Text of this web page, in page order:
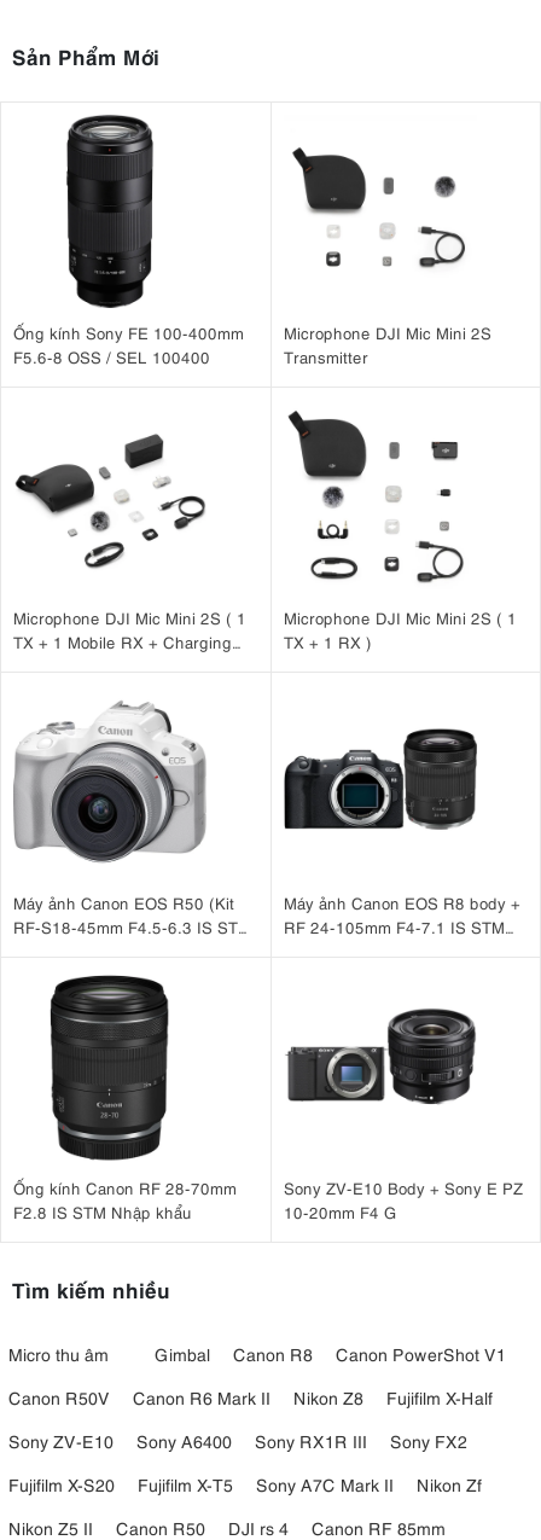
Sản Phẩm Mới
Ống kính Sony FE 100-400mm
F5.6-8 OSS / SEL 100400
Microphone DJI Mic Mini 2S
Transmitter
Microphone DJI Mic Mini 2S ( 1
TX + 1 Mobile RX + Charging
Microphone DJI Mic Mini 2S ( 1
TX + 1 RX )
Máy ảnh Canon EOS R50 (Kit
RF-S18-45mm F4.5-6.3 IS STM
Máy ảnh Canon EOS R8 body +
RF 24-105mm F4-7.1 IS STM
Ống kính Canon RF 28-70mm
F2.8 IS STM Nhập khẩu
Sony ZV-E10 Body + Sony E PZ
10-20mm F4 G
Tìm kiếm nhiều
Micro thu âm Gimbal Canon R8
Canon PowerShot V1
Canon R50V
Canon R6 Mark II Nikon Z8
Fujifilm X-Half
Sony ZV-E10
Sony A6400 Sony RX1R III
Sony FX2
Fujifilm X-S20
Fujifilm X-T5 Sony A7C Mark II
Nikon Zf
Nikon Z5 II
Canon R50 DJI rs 4
Canon RF 85mm